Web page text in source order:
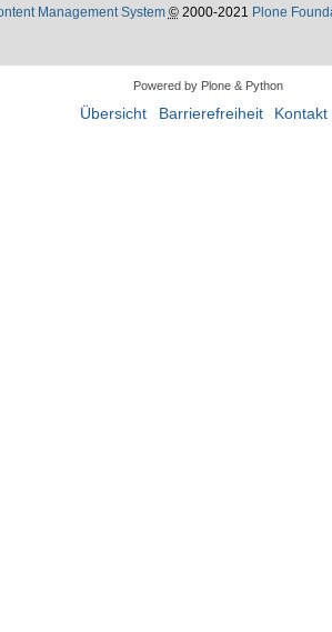
Management System ©2000-2021 Plone
Powered by Plone & Python
Übersicht Barrierefreiheit Kontakt